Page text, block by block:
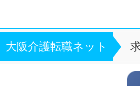
大阪介護転職ネット